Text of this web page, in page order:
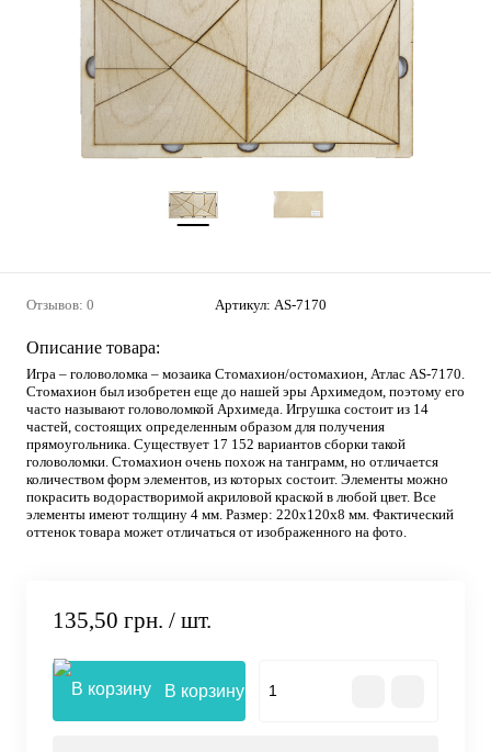
Отзывов: 0 Артикул: AS-7170
Описание товара:
Игра – головоломка – мозаика Стомахион/остомахион, Атлас AS-7170.
Стомахион был изобретен еще до нашей эры Архимедом, поэтому его
часто называют головоломкой Архимеда. Игрушка состоит из 14
частей, состоящих определенным образом для получения
прямоугольника. Существует 17 152 вариантов сборки такой
головоломки. Стомахион очень похож на танграмм, но отличается
количеством форм элементов, из которых состоит. Элементы можно
покрасить водорастворимой акриловой краской в любой цвет. Все
элементы имеют толщину 4 мм. Размер: 220х120х8 мм. Фактический
оттенок товара может отличаться от изображенного на фото.
135,50 грн. / шт.
В корзину